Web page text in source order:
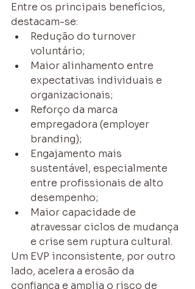
Entre os principais benefícios,
destacam-se:
Redução do turnover
voluntário;
Maior alinhamento entre
expectativas individuais e
organizacionais;
Reforço da marca
empregadora (employer
branding);
Engajamento mais
sustentável, especialmente
entre profissionais de alto
desempenho;
Maior capacidade de
atravessar ciclos de mudança
e crise sem ruptura cultural.
Um EVP inconsistente, por outro
lado, acelera a erosão da
confiança e amplia o risco de